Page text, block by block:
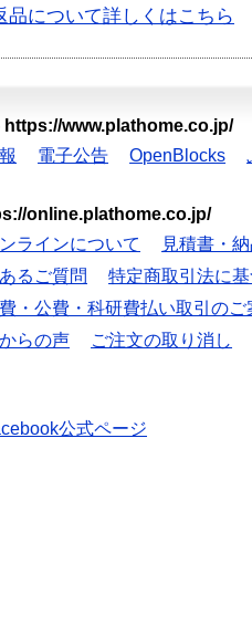
品について詳しくはこちら
https://www.plathome.co.jp/
電子公告 OpenBlocks
online.plathome.co.jp/
ラインについて
見積書・
るご質問
特定商取引法に
・公費・科研費払い取引のご
らの声 ご注文の取り消し
公式ページ